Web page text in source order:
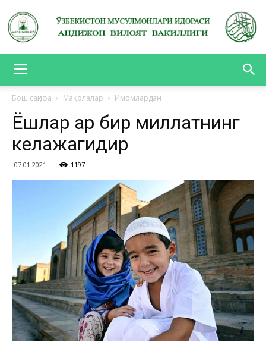
ВИЛОЯТ
ВАКИЛЛИГИ
Бош саҳифа Мақолалар Имомлардан
Ёшлар ҳар бир миллатнинг
келажагидир
07.01.2021 1197